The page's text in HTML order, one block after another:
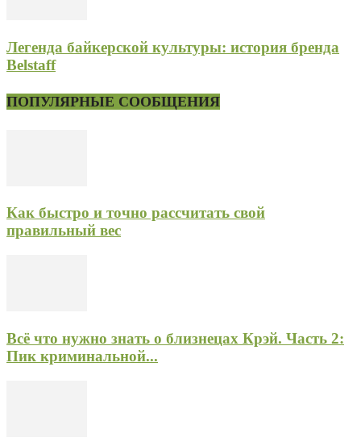
Легенда байкерской культуры: история бренда
Belstaff
ПОПУЛЯРНЫЕ СООБЩЕНИЯ
Как быстро и точно рассчитать свой
правильный вес
Всё что нужно знать о близнецах Крэй. Часть 2:
Пик криминальной...